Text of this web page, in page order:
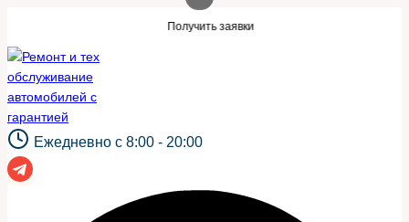
содержимому
Получить заявки
Ежедневно с 8:00 - 20:00